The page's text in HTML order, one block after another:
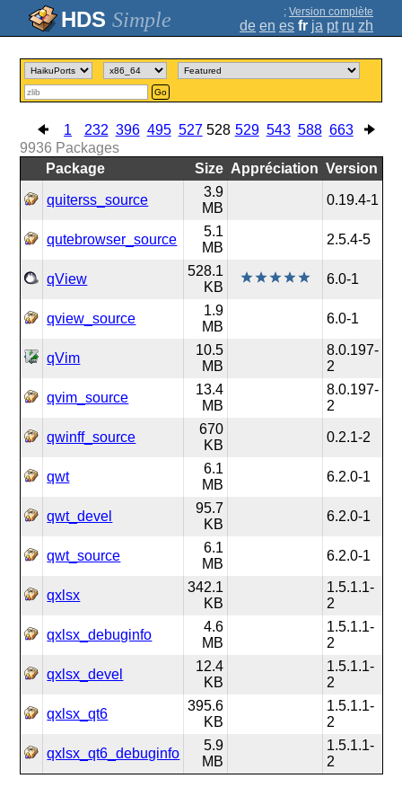
Simple ; Version complète
de en es fr ja pt ru zh
Go
1 232 396 495 527 528 529 543 588 663
9936 Packages
Package
Size Appréciation Version
quiterss_source
3.9
MB
0.19.4-1
qutebrowser_source
5.1
MB
2.5.4-5
qView
528.1
KB
6.0-1
qview_source
1.9
MB
6.0-1
qVim
10.5
MB
8.0.197-
2
qvim_source
13.4
MB
8.0.197-
2
qwinff_source
670
KB
0.2.1-2
qwt
6.1
MB
6.2.0-1
qwt_devel
95.7
KB
6.2.0-1
qwt_source
6.1
MB
6.2.0-1
qxlsx
342.1
KB
1.5.1.1-
2
qxlsx_debuginfo
4.6
MB
1.5.1.1-
2
qxlsx_devel
12.4
KB
1.5.1.1-
2
qxlsx_qt6
395.6
KB
1.5.1.1-
2
qxlsx_qt6_debuginfo
5.9
MB
1.5.1.1-
2